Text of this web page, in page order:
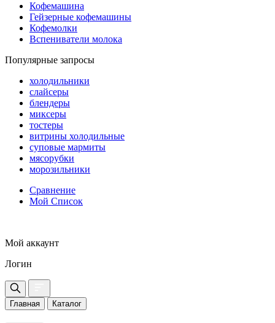
Кофемашина
Гейзерные кофемашины
Кофемолки
Вспениватели молока
Популярные запросы
холодильники
слайсеры
блендеры
миксеры
тостеры
витрины холодильные
суповые мармиты
мясорубки
морозильники
Сравнение
Мой Список
Мой аккаунт
Логин
Главная Каталог